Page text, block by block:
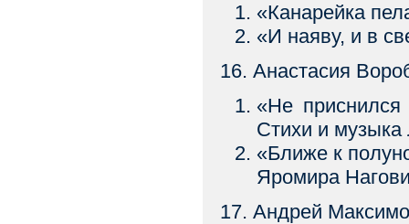
«Канарейка
«И наяву, и в
16. Анастасия
«Не
Стихи и
«Ближе к
Яромира
17. Андрей